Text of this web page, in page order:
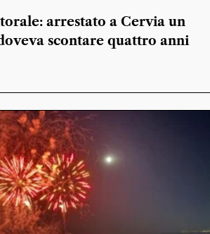
arrestato a Cervia un
scontare quattro anni